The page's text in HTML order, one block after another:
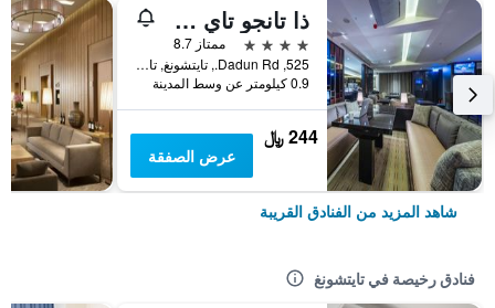
ذا تانجو تاي شونج
4 نجوم
ممتاز 8.7
525, Dadun Rd., تايتشونغ, تايوان
0.9 كيلومتر عن وسط المدينة
244 ﷼
عرض الصفقة
شاهد المزيد من الفنادق القريبة
فنادق رخيصة في تايتشونغ